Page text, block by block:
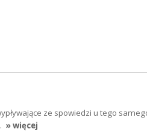
ze spowiedzi u tego
» więcej